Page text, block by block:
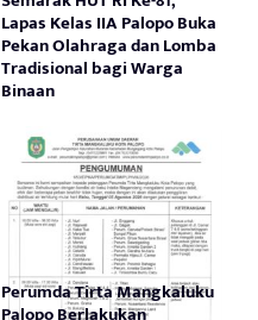
Lapas Kelas IIA Palopo Buka
Pekan Olahraga dan Lomba
Tradisional bagi Warga
Binaan
Perumda Tirta Mangkaluku